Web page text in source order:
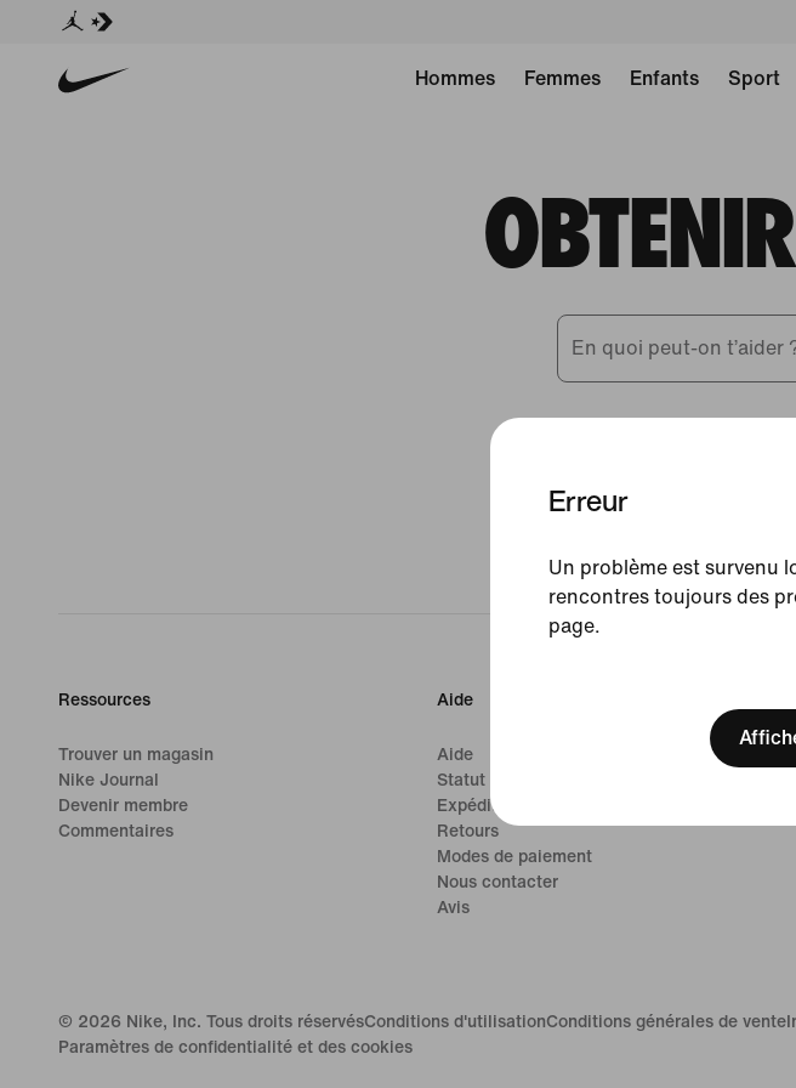
Erreur
Un problème est survenu
rencontres toujours des
page.
Hommes Femmes Enfants Sport
En quoi peut-on t’aider
Ressources
Trouver un magasin
Nike Journal
Devenir membre
Commentaires
Aide
Aide
Statut de la commande
Expédition et livraison
Retours
Modes de paiement
Nous contacter
Avis
© 2026 Nike, Inc. Tous droits réservésConditions d'utilisationConditions générales de vente
Paramètres de confidentialité et des cookies